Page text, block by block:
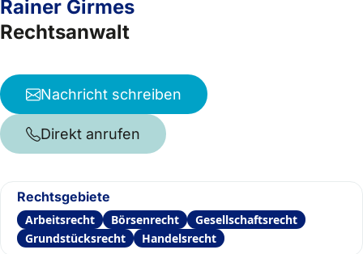
Rainer Girmes
Rechtsanwalt
Nachricht schreiben
Direkt anrufen
Rechtsgebiete
Arbeitsrecht Börsenrecht
Gesellschaftsrecht
Grundstücksrecht
Handelsrecht